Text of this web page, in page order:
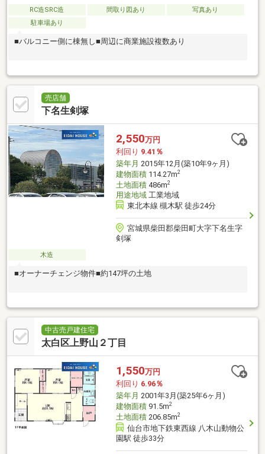
RC造SRC造 間取り図あり
写真あり
駐車場あり
■バルコニー側に棟無し■周辺に商業施設複数あり
売店舗
下名生剣塚
2,550万円
利回り 9.41％
築年月 2015年12月(築10年9ヶ月)
建物面積114.27m2
土地面積486m2
用途地域工業地域
東北本線 槻木駅 徒歩24分
宮城県柴田郡柴田町大字下名生字
剣塚
木造
■オーナーチェンジ物件■約147坪の土地
中古売戸建住宅
太白区上野山２丁目
1,550万円
利回り 6.96％
築年月 2001年3月(築25年6ヶ月)
建物面積91.5m2
土地面積206.85m2
仙台市地下鉄東西線 八木山動物公
園駅 徒歩33分